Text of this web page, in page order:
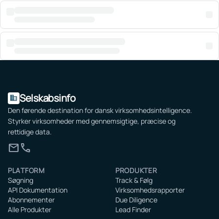
domain Selskabsinfo
Den førende destination for dansk virksomhedsintelligence.
Styrker virksomheder med gennemsigtige, præcise og
rettidige data.
mailcall
PLATFORM
Søgning
API Dokumentation
Abonnementer
Alle Produkter
PRODUKTER
Track & Følg
Virksomhedsrapporter
Due Diligence
Lead Finder